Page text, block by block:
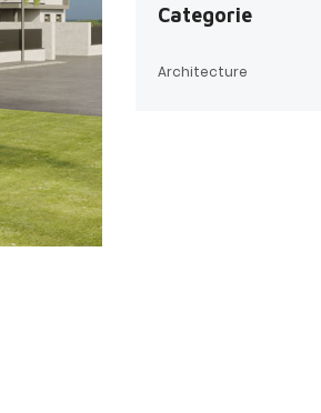
Categorie
Architecture